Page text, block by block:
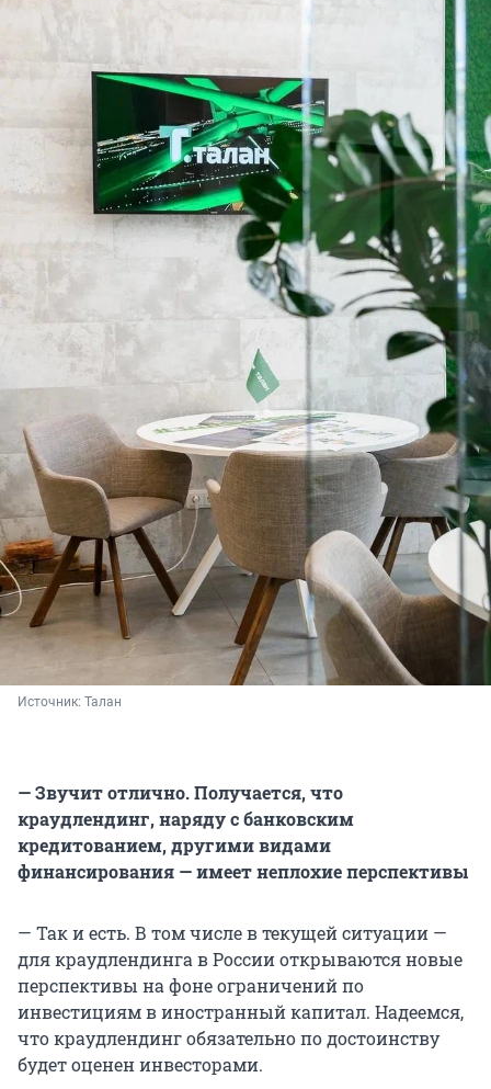
Источник: Талан
— Звучит отлично. Получается, что
краудлендинг, наряду с банковским
кредитованием, другими видами
финансирования — имеет неплохие перспективы
— Так и есть. В том числе в текущей ситуации —
для краудлендинга в России открываются новые
перспективы на фоне ограничений по
инвестициям в иностранный капитал. Надеемся,
что краудлендинг обязательно по достоинству
будет оценен инвесторами.